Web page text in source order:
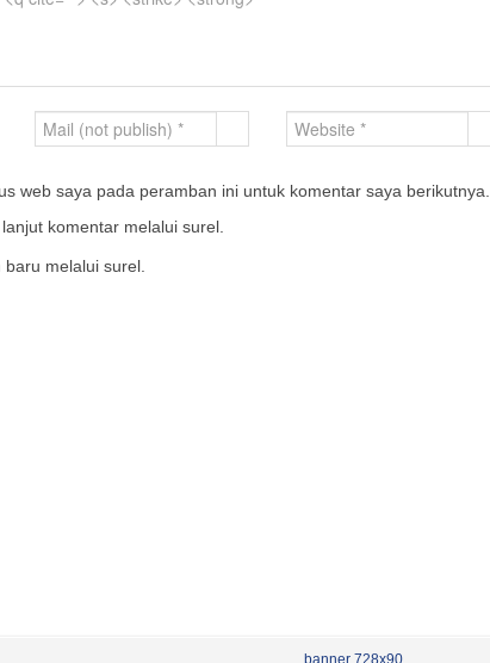
web saya pada peramban ini untuk komentar saya berikutnya.
komentar melalui surel.
melalui surel.